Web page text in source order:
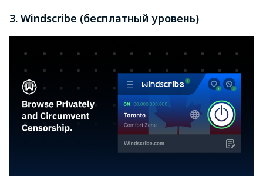
3. Windscribe (бесплатный уровень)